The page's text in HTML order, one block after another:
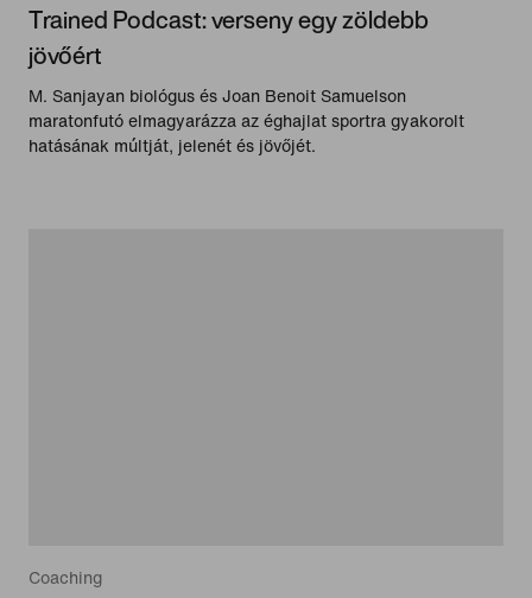
Trained Podcast: verseny egy zöldebb
jövőért
M. Sanjayan biológus és Joan Benoit Samuelson
maratonfutó elmagyarázza az éghajlat sportra gyakorolt
hatásának múltját, jelenét és jövőjét.
Coaching